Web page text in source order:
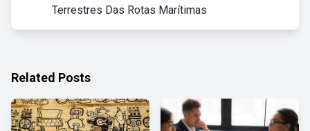
Terrestres Das Rotas Marítimas
Related Posts